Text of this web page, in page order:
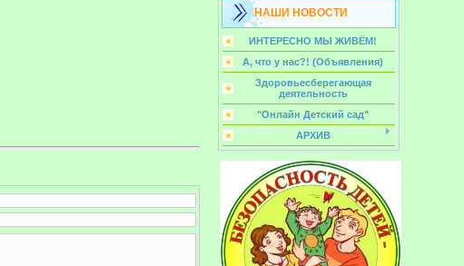
НАШИ НОВОСТИ
ИНТЕРЕСНО МЫ ЖИВЁМ!
А, что у нас?! (Объявления)
Здоровьесберегающая
деятельность
"Онлайн Детский сад"
АРХИВ